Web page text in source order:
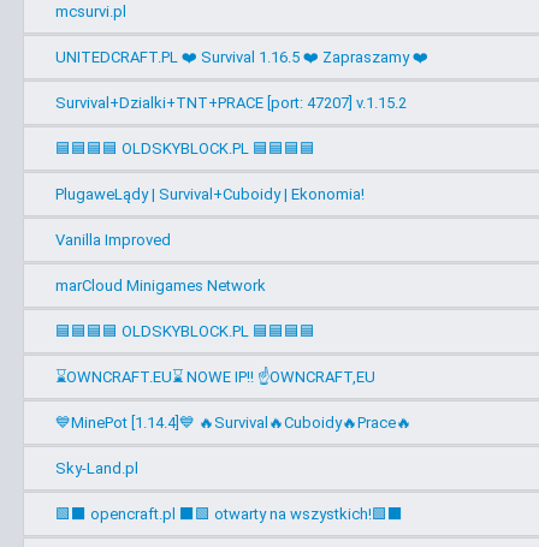
mcsurvi.pl
UNITEDCRAFT.PL ❤️ Survival 1.16.5 ❤️ Zapraszamy ❤️
Survival+Dzialki+TNT+PRACE [port: 47207] v.1.15.2
🟦🟦🟦🟦 OLDSKYBLOCK.PL 🟦🟦🟦🟦
PlugaweLądy | Survival+Cuboidy | Ekonomia!
Vanilla Improved
marCloud Minigames Network
🟦🟦🟦🟦 OLDSKYBLOCK.PL 🟦🟦🟦🟦
⌛OWNCRAFT.EU⌛ NOWE IP!! ☝OWNCRAFT,EU
💙MinePot [1.14.4]💙 🔥Survival🔥Cuboidy🔥Prace🔥
Sky-Land.pl
🟩⬛ opencraft.pl ⬛🟩 otwarty na wszystkich!🟩⬛